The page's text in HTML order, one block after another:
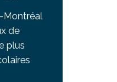
Montréal
de
plus